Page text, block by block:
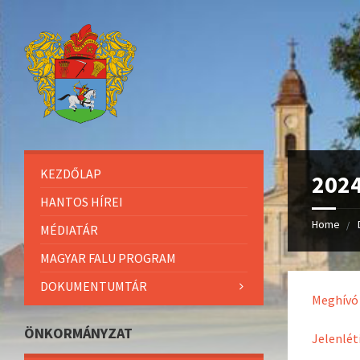
Home
Meghívó
KEZDŐLAP
HANTOS HÍREI
MÉDIATÁR
MAGYAR FALU PROGRAM
DOKUMENTUMTÁR
ÖNKORMÁNYZAT